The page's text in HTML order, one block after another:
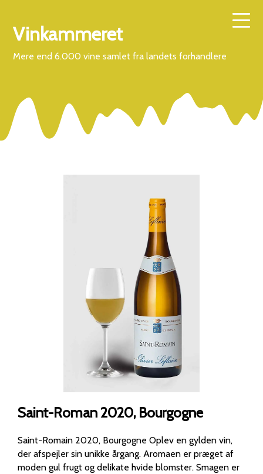
Vinkammeret
Mere end 6.000 vine samlet fra landets forhandlere
Saint-Roman 2020, Bourgogne
Saint-Romain 2020, Bourgogne Oplev en gylden vin,
der afspejler sin unikke årgang. Aromaen er præget af
moden gul frugt og delikate hvide blomster. Smagen er